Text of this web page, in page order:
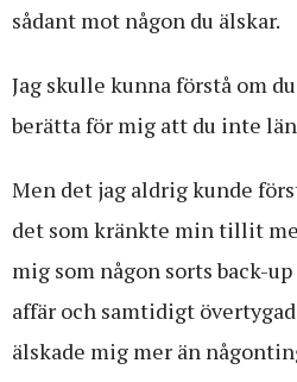
sådant mot någon du älskar.
Jag skulle kunna förstå om
berätta för mig att du inte
Men det jag aldrig kunde
det som kränkte min tillit
mig som någon sorts back-
affär och samtidigt
älskade mig mer än